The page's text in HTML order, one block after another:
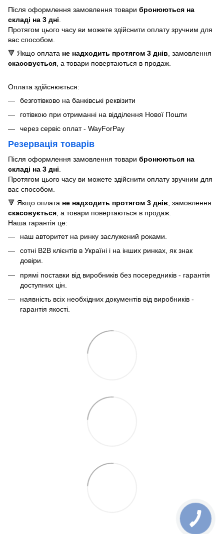
Після оформлення замовлення товари бронюються на
складі на 3 дні
Протягом цього часу ви можете здійснити оплату зручним для
вас способом.
🔻 Якщо оплата не надходить протягом 3 днів , замовлення
скасовується , а товари повертаються в продаж.
Оплата здійснюється:
безготівково на банківські реквізити
готівкою при отриманні на відділення Нової Пошти
через сервіс оплат - WayForPay
Резервація товарів
Після оформлення замовлення товари бронюються на
складі на 3 дні
Протягом цього часу ви можете здійснити оплату зручним для
вас способом.
🔻 Якщо оплата не надходить протягом 3 днів , замовлення
скасовується , а товари повертаються в продаж.
Наша гарантія це:
наш авторитет на ринку заслужений роками.
сотні B2B клієнтів в Україні і на інших ринках, як знак
довіри.
прямі поставки від виробників без посередників - гарантія
доступних цін.
наявність всіх необхідних документів від виробників -
гарантія якості.